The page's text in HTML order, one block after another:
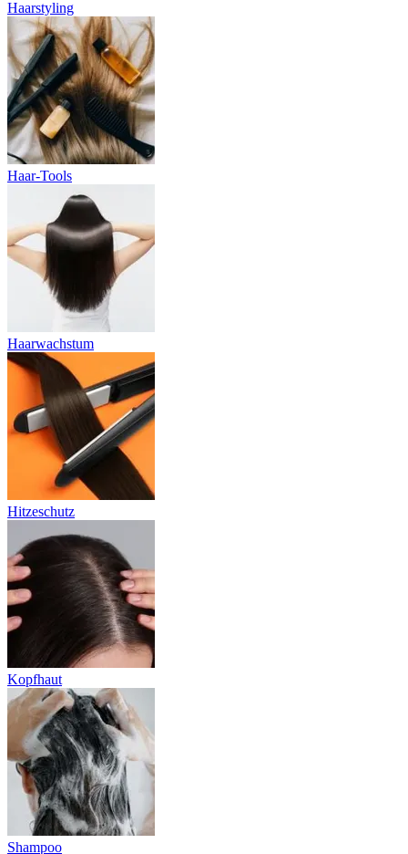
Haarstyling
Haar-Tools
Haarwachstum
Hitzeschutz
Kopfhaut
Shampoo